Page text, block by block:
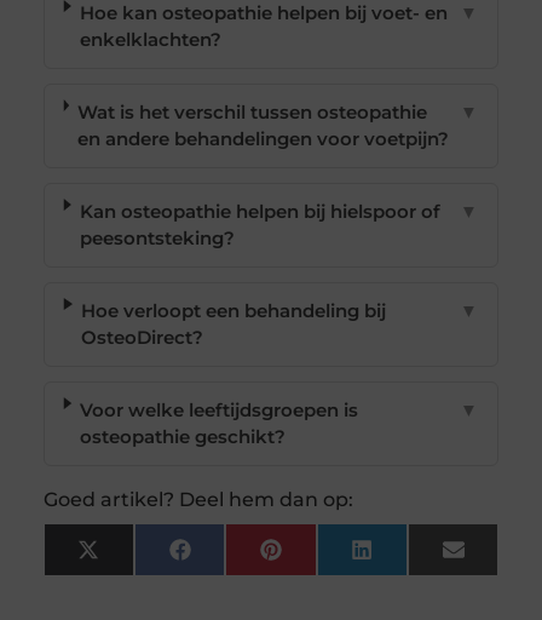
Hoe kan osteopathie helpen bij voet- en
enkelklachten?
▼
Wat is het verschil tussen osteopathie
en andere behandelingen voor voetpijn?
▼
Kan osteopathie helpen bij hielspoor of
peesontsteking?
▼
Hoe verloopt een behandeling bij
OsteoDirect?
▼
Voor welke leeftijdsgroepen is
osteopathie geschikt?
▼
Goed artikel? Deel hem dan op:
X
(Twitter)
FacebookPinterest LinkedIn Email